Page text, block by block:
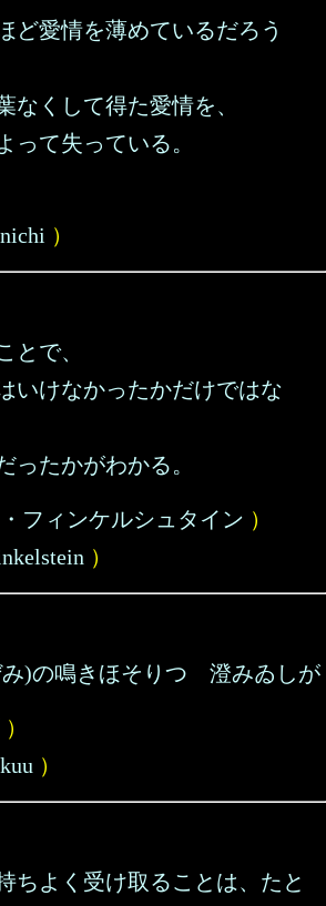
ど愛情を薄めているだろう
なくして得た愛情を、
って失っている。
）
とで、
いけなかったかだけではな
ったかがわかる。
フィンケルシュタイン ）
）
)の鳴きほそりつゝ澄みゐしが
）
）
ちよく受け取ることは、たと